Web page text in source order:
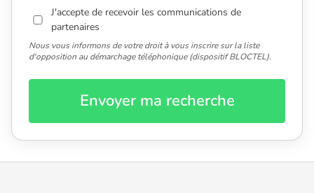
J'accepte de recevoir les communications de
partenaires
Nous vous informons de votre droit à vous inscrire sur la liste
d'opposition au démarchage téléphonique (dispositif BLOCTEL).
Envoyer ma recherche